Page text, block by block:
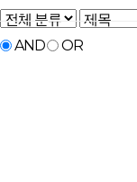
AND
OR